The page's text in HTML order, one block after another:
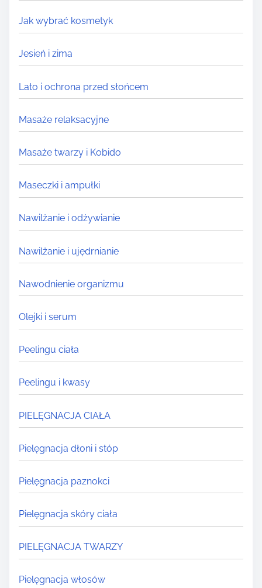
Jak wybrać kosmetyk
Jesień i zima
Lato i ochrona przed słońcem
Masaże relaksacyjne
Masaże twarzy i Kobido
Maseczki i ampułki
Nawilżanie i odżywianie
Nawilżanie i ujędrnianie
Nawodnienie organizmu
Olejki i serum
Peelingu ciała
Peelingu i kwasy
PIELĘGNACJA CIAŁA
Pielęgnacja dłoni i stóp
Pielęgnacja paznokci
Pielęgnacja skóry ciała
PIELĘGNACJA TWARZY
Pielęgnacja włosów